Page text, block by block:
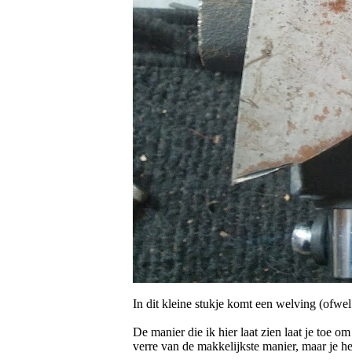
In dit kleine stukje komt een welving
De manier die ik hier laat zien laat je toe
verre van de makkelijkste manier, maar je